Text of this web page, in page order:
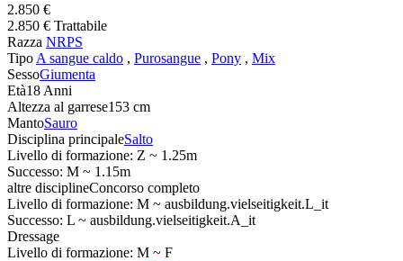
2.850 €
2.850 € Trattabile
Razza NRPS
Tipo A sangue caldo , Purosangue , Pony , Mix
SessoGiumenta
Età18 Anni
Altezza al garrese153 cm
MantoSauro
Disciplina principaleSalto
Livello di formazione: Z ~ 1.25m
Successo: M ~ 1.15m
altre disciplineConcorso completo
Livello di formazione: M ~ ausbildung.vielseitigkeit.L_it
Successo: L ~ ausbildung.vielseitigkeit.A_it
Dressage
Livello di formazione: M ~ F